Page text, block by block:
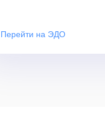
Перейти на ЭДО